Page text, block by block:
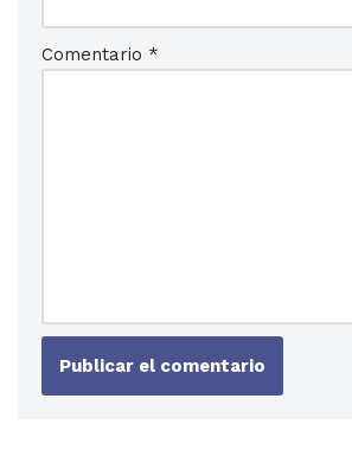
Comentario *